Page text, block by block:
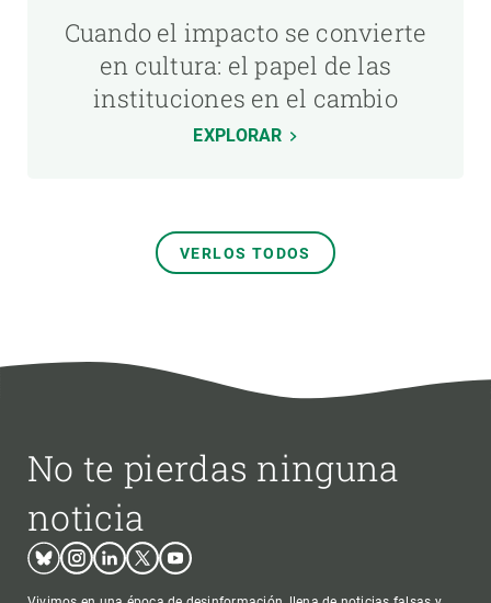
Cuando el impacto se convierte
en cultura: el papel de las
instituciones en el cambio
EXPLORAR
VERLOS TODOS
No te pierdas ninguna
noticia
BlueskyInstagram
LinkedinTwitterYoutube